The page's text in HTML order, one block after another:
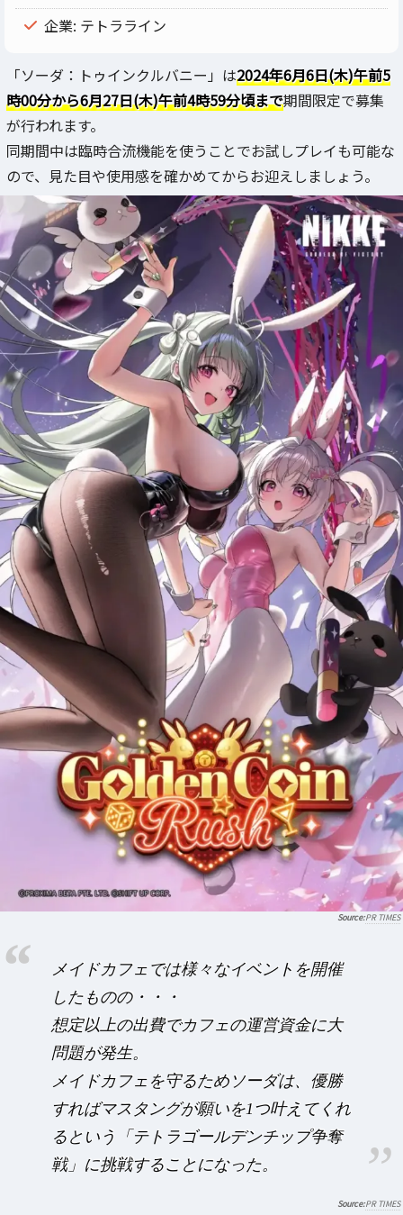
企業: テトラライン
「ソーダ：トゥインクルバニー」は2024年6月6日(木)午前5
時00分から6月27日(木)午前4時59分頃まで期間限定で募集
が行われます。
同期間中は臨時合流機能を使うことでお試しプレイも可能な
ので、見た目や使用感を確かめてからお迎えしましょう。
PR TIMES
メイドカフェでは様々なイベントを開催
したものの・・・
想定以上の出費でカフェの運営資金に大
問題が発生。
メイドカフェを守るためソーダは、優勝
すればマスタングが願いを1つ叶えてくれ
るという「テトラゴールデンチップ争奪
戦」に挑戦することになった。
PR TIMES